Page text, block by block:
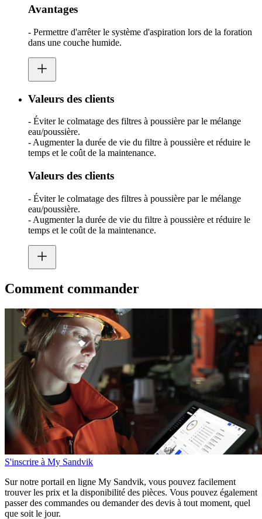
Avantages
- Permettre d'arrêter le système d'aspiration lors de la foration
dans une couche humide.
Valeurs des clients
- Éviter le colmatage des filtres à poussière par le mélange
eau/poussière.
- Augmenter la durée de vie du filtre à poussière et réduire le
temps et le coût de la maintenance.
Valeurs des clients
- Éviter le colmatage des filtres à poussière par le mélange
eau/poussière.
- Augmenter la durée de vie du filtre à poussière et réduire le
temps et le coût de la maintenance.
Comment commander
S'inscrire à My Sandvik
Sur notre portail en ligne My Sandvik, vous pouvez facilement
trouver les prix et la disponibilité des pièces. Vous pouvez également
passer des commandes ou demander des devis à tout moment, quel
que soit le jour.